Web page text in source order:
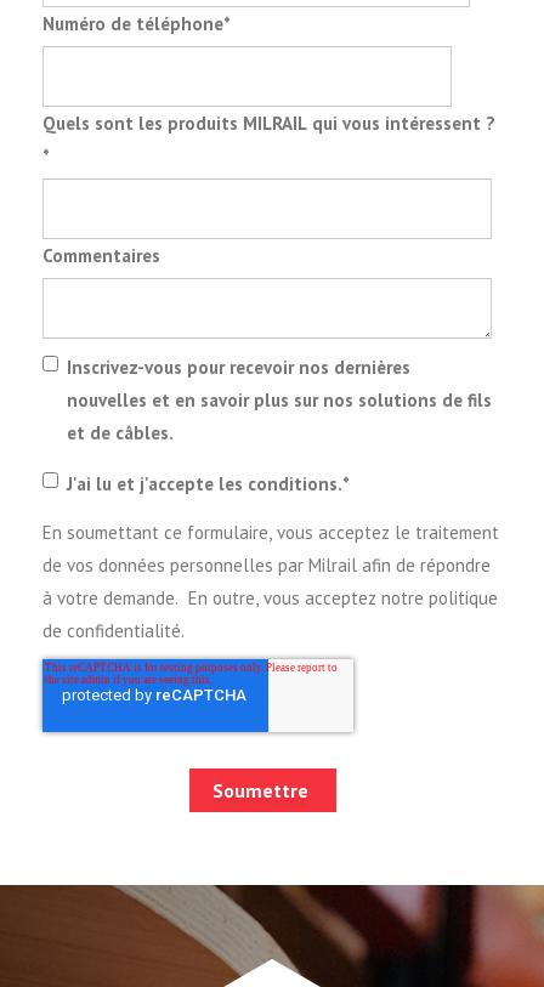
Numéro de téléphone*
Quels sont les produits MILRAIL qui vous intéressent ?
*
Commentaires
Inscrivez-vous pour recevoir nos dernières
nouvelles et en savoir plus sur nos solutions de fils
et de câbles.
J'ai lu et j'accepte les conditions.*
En soumettant ce formulaire, vous acceptez le traitement
de vos données personnelles par Milrail afin de répondre
à votre demande. En outre, vous acceptez notre politique
de confidentialité.